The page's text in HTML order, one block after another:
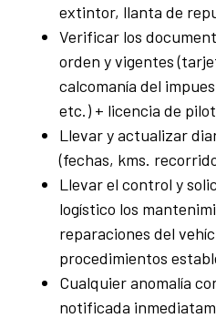
extintor, llanta de
Verificar los
orden y vigentes
calcomanía del
etc.) + licencia de
Llevar y actualizar
(fechas, kms.
Llevar el control y
logístico los
reparaciones del
procedimientos
Cualquier anomalía
notificada